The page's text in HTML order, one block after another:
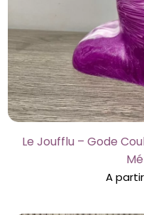
Le Joufflu – Gode
A